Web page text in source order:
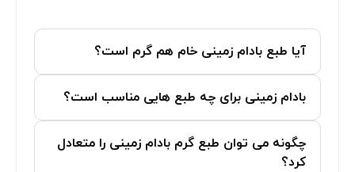
آیا طبع بادام زمینی خام هم گرم است؟
بادام زمینی برای چه طبع‌ هایی مناسب است؟
چگونه می‌ توان طبع گرم بادام زمینی را متعادل
کرد؟